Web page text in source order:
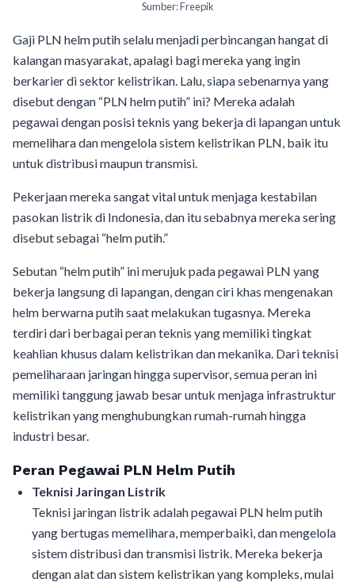
Sumber: Freepik
Gaji PLN helm putih selalu menjadi perbincangan hangat di
kalangan masyarakat, apalagi bagi mereka yang ingin
berkarier di sektor kelistrikan. Lalu, siapa sebenarnya yang
disebut dengan “PLN helm putih” ini? Mereka adalah
pegawai dengan posisi teknis yang bekerja di lapangan untuk
memelihara dan mengelola sistem kelistrikan PLN, baik itu
untuk distribusi maupun transmisi.
Pekerjaan mereka sangat vital untuk menjaga kestabilan
pasokan listrik di Indonesia, dan itu sebabnya mereka sering
disebut sebagai “helm putih.”
Sebutan “helm putih” ini merujuk pada pegawai PLN yang
bekerja langsung di lapangan, dengan ciri khas mengenakan
helm berwarna putih saat melakukan tugasnya. Mereka
terdiri dari berbagai peran teknis yang memiliki tingkat
keahlian khusus dalam kelistrikan dan mekanika. Dari teknisi
pemeliharaan jaringan hingga supervisor, semua peran ini
memiliki tanggung jawab besar untuk menjaga infrastruktur
kelistrikan yang menghubungkan rumah-rumah hingga
industri besar.
Peran Pegawai PLN Helm Putih
Teknisi Jaringan Listrik
Teknisi jaringan listrik adalah pegawai PLN helm putih
yang bertugas memelihara, memperbaiki, dan mengelola
sistem distribusi dan transmisi listrik. Mereka bekerja
dengan alat dan sistem kelistrikan yang kompleks, mulai